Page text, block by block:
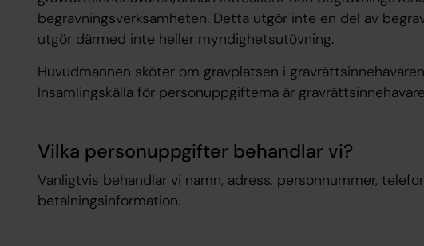
begravningsverksamheten. Detta utgör inte en del av
utgör därmed inte heller myndighetsutövning.
Huvudmannen sköter om gravplatsen i
Insamlingskälla för personuppgifterna är
Vilka personuppgifter behandlar vi?
Vanligtvis behandlar vi namn, adress, personnummer,
betalningsinformation.